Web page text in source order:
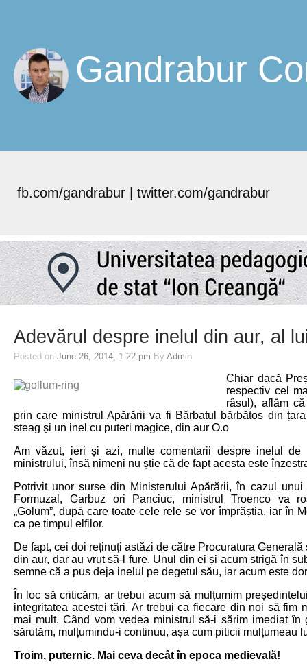
Gandrabur
fb.com/gandrabur | twitter.com/gandrabur
Adevărul despre inelul din aur, al
Posted on June 26, 2014, 1:22 pm By Admin
Chiar dacă
respectiv cel
râsul), aflăm
prin care ministrul Apărării va fi Bărbatul bărbătos din
steag și un inel cu puteri magice, din aur O.o
Am văzut, ieri și azi, multe comentarii despre inelul
ministrului, însă nimeni nu știe că de fapt acesta este
Potrivit unor surse din Ministerului Apărării, în cazul
Formuzal, Garbuz ori Panciuc, ministrul Troenco va
„Golum”, după care toate cele rele se vor împrăștia, iar în
ca pe timpul elfilor.
De fapt, cei doi reținuți astăzi de către Procuratura
din aur, dar au vrut să-l fure. Unul din ei și acum strigă în
semne că a pus deja inelul pe degetul său, iar acum este
În loc să criticăm, ar trebui acum să mulțumim
integritatea acestei țări. Ar trebui ca fiecare din noi să fim
mai mult. Când vom vedea ministrul să-i sărim imediat
sărutăm, mulțumindu-i continuu, așa cum piticii mulțumeau
Troim, puternic. Mai ceva decât în epoca medievală!